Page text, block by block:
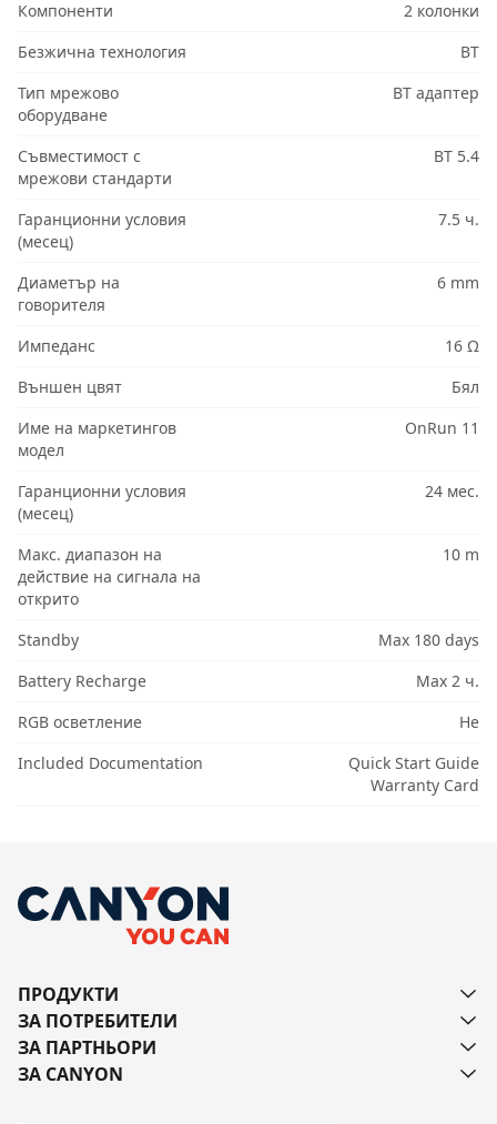
Компоненти
2 колонки
Безжична технология
BT
Тип мрежово
оборудване
BT адаптер
Съвместимост с
мрежови стандарти
BT 5.4
Гаранционни условия
(месец)
7.5 ч.
Диаметър на
говорителя
6 mm
Импеданс
16 Ω
Външен цвят
Бял
Име на маркетингов
модел
OnRun 11
Гаранционни условия
(месец)
24 мес.
Макс. диапазон на
действие на сигнала на
открито
10 m
Standby
Max 180 days
Battery Recharge
Max 2 ч.
RGB осветление
Не
Included Documentation
Quick Start Guide
Warranty Card
ПРОДУКТИ
ЗА ПОТРЕБИТЕЛИ
ЗА ПАРТНЬОРИ
ЗА CANYON